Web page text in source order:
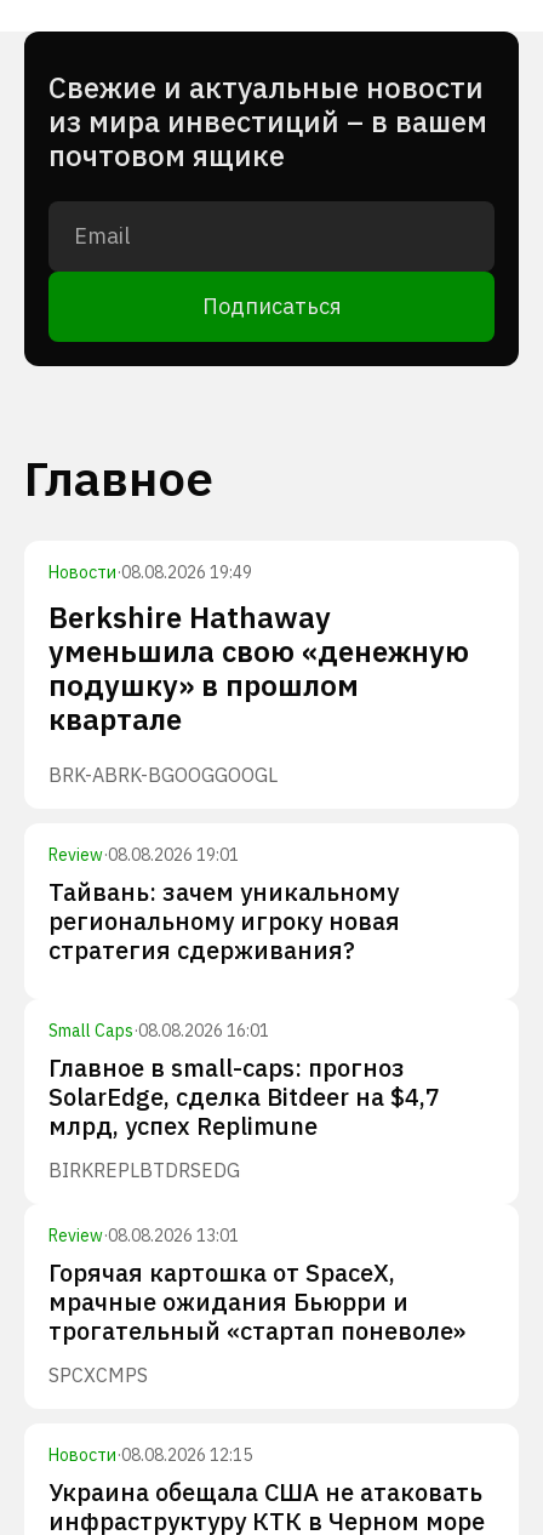
Cвежие и актуальные новости
из мира инвестиций – в вашем
почтовом ящике
Подписаться
Главное
Новости·08.08.2026 19:49
Berkshire Hathaway
уменьшила свою «денежную
подушку» в прошлом
квартале
BRK-ABRK-BGOOGGOOGL
Review·08.08.2026 19:01
Тайвань: зачем уникальному
региональному игроку новая
стратегия сдерживания?
Small Caps·08.08.2026 16:01
Главное в small-caps: прогноз
SolarEdge, сделка Bitdeer на $4,7
млрд, успех Replimune
BIRKREPLBTDRSEDG
Review·08.08.2026 13:01
Горячая картошка от SpaceX,
мрачные ожидания Бьюрри и
трогательный «стартап поневоле»
SPCXCMPS
Новости·08.08.2026 12:15
Украина обещала США не атаковать
инфраструктуру КТК в Черном море